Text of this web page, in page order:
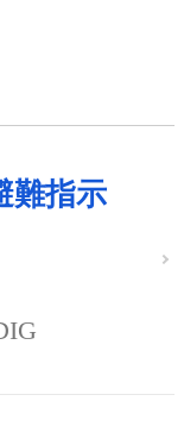
難指示